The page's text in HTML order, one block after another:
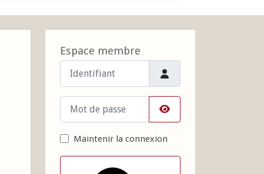
Espace membre
Afficher le mot de
Maintenir la connexion